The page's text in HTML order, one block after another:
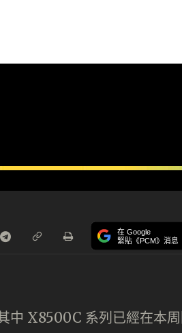
在 Google
緊貼《PCM》消息
中 X8500C 系列已經在本